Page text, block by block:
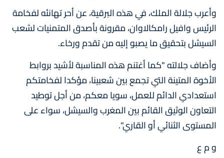
وأعرب جلالة الملك، في هذه البرقية، عن أحر تهانئه لفخامة
الرئيس وافيل رامكالاوان، مقرونة بأصدق المتمنيات لشعب
السيشل بتحقيق ما يصبو إليه من تقدم ورخاء.
وأضاف جلالته "كما أغتنم هذه المناسبة لأشيد بروابط
الأخوة المتينة التي تجمع بين شعبينا، مؤكدا لفخامتكم
استعدادي الدائم للعمل، سويا معكم، من أجل توطيد
التعاون الوثيق القائم بين المغرب والسيشل، سواء على
المستوى الثنائي أو القاري".
و م ع